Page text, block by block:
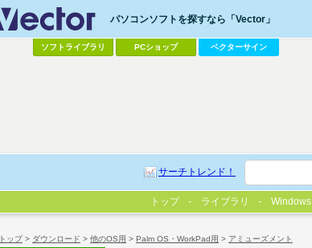
トップ> ダウンロード > 他のOS用 > Palm OS・WorkPad用 > アミューズメント
パソコンソフトを探すなら「Vector」
ソフトライブラリ PCショップ ベクターサイン
サーチトレンド！
トップ ライブラリ Windows